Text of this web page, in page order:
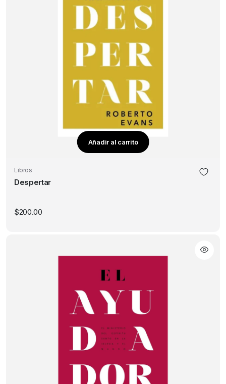
Añadir al carrito
Libros
Despertar
$200.00